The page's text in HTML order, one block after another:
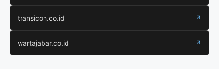
transicon.co.id ↗
wartajabar.co.id ↗